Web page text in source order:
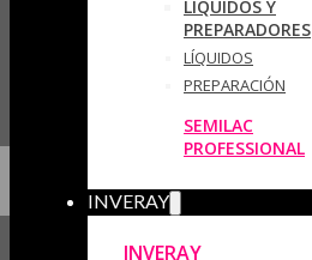
LÍQUIDOS Y
PREPARADORES
LÍQUIDOS
PREPARACIÓN
SEMILAC
PROFESSIONAL
INVERAY
INVERAY